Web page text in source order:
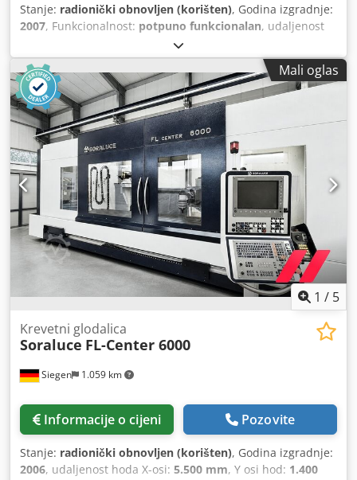
Stanje: radionički obnovljen (korišten), Godina izgradnje:
2007, Funkcionalnost: potpuno funkcionalan, udaljenost
, Y osi hod:
hoda Z-osi:1.500 mm, maksimalna brzina vretena:3.000
okret/min, brzina vretena (min.):20 okret/min , širina
stola:1.000 mm, dužina stola:4.200 mm,
Mali oglas
1 / 5
Siegen 1.059 km
Krevetni glodalica
Soraluce FL-Center 6000
Informacije o cijeni Pozovite
Stanje: radionički obnovljen (korišten), Godina izgradnje:
2006, udaljenost hoda X-osi: 5.500 mm, Y osi hod: 1.400